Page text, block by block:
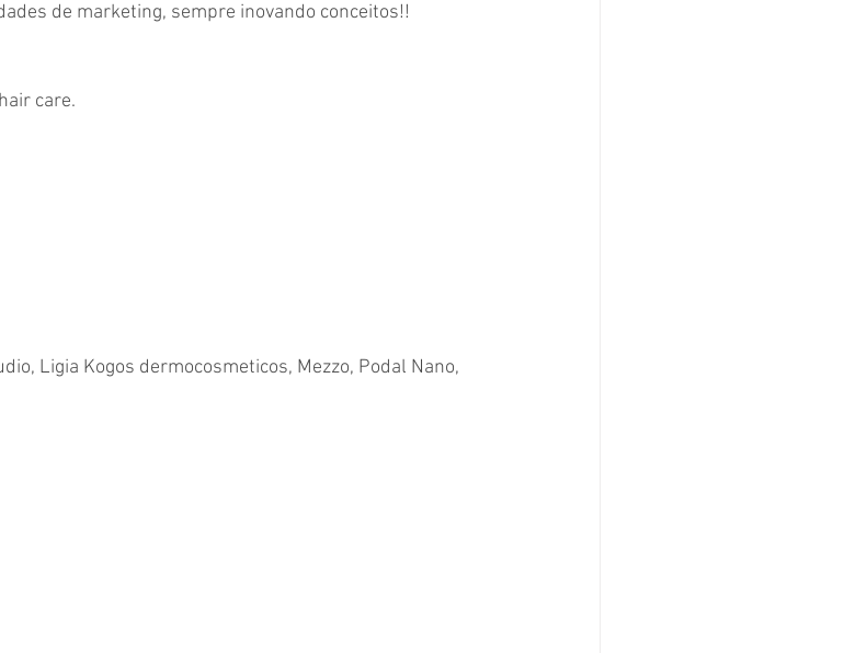
de marketing, sempre inovando conceitos!!
care.
Ligia Kogos dermocosmeticos, Mezzo, Podal Nano,